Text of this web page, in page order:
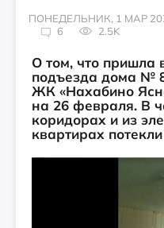
ПОНЕДЕЛЬНИК, 1 МАР
6
2.5K
О том, что пришла
подъезда дома №
ЖК «Нахабино
на 26 февраля. В
коридорах и из
квартирах